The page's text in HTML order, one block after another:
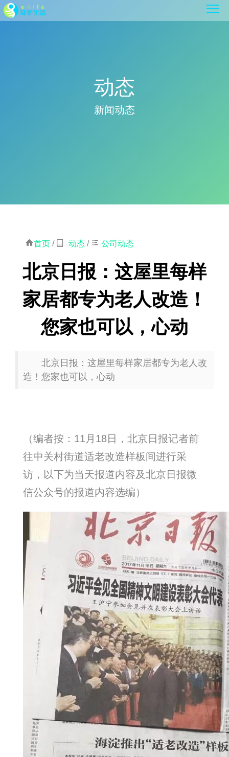
动态
新闻动态
首页 / 动态 / 公司动态
北京日报：这屋里每样
家居都专为老人改造！
您家也可以，心动
北京日报：这屋里每样家居都专为老人改
造！您家也可以，心动
（编者按：11月18日，北京日报记者前
往中关村街道适老改造样板间进行采
访，以下为当天报道内容及北京日报微
信公众号的报道内容选编）